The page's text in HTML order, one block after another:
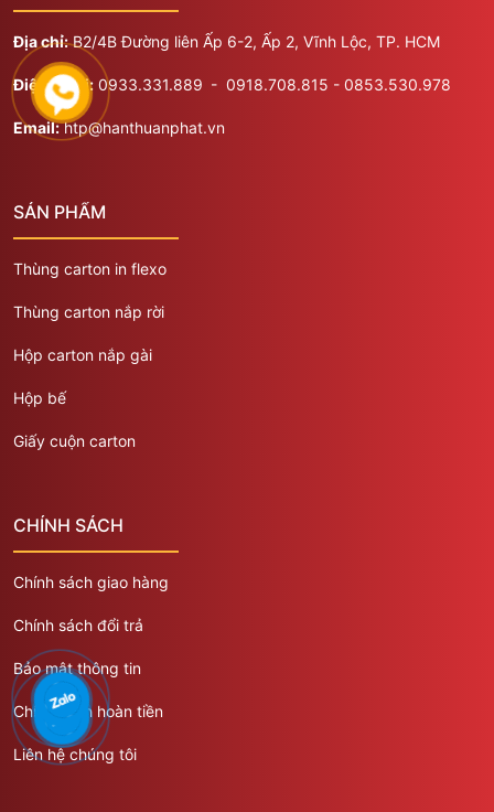
Địa chỉ:B2/4B Đường liên Ấp 6-2, Ấp 2, Vĩnh Lộc, TP. HCM
Điện thoại: 0933.331.889 ​​​- 0918.708.815 - 0853.530.978
Email:htp@hanthuanphat.vn
SẢN PHẨM
Thùng carton in flexo
Thùng carton nắp rời
Hộp carton nắp gài
Hộp bế
Giấy cuộn carton
CHÍNH SÁCH
Chính sách giao hàng
Chính sách đổi trả
Bảo mật thông tin
Chính sách hoàn tiền
Liên hệ chúng tôi